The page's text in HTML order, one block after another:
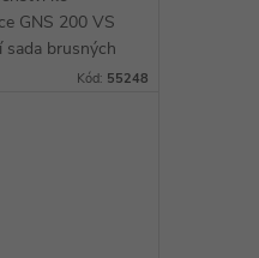
GNS 200 VS
sada brusných
Kód: 55248